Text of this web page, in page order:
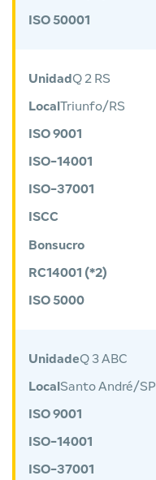
ISO 50001
UnidadQ 2 RS
Local Triunfo/RS
ISO 9001
ISO-14001
ISO-37001
ISCC
Bonsucro
RC14001 (*2)
ISO 5000
UnidadeQ 3 ABC
Local Santo André/SP
ISO 9001
ISO-14001
ISO-37001